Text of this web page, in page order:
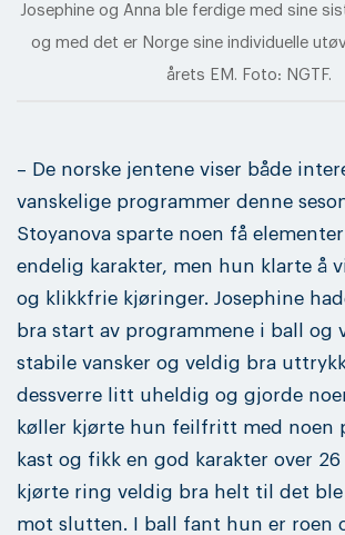
Josephine og Anna ble ferdige med sine
og med det er Norge sine individuelle
årets EM. Foto: NGTF.
– De norske jentene viser både
vanskelige programmer denne
Stoyanova sparte noen få
endelig karakter, men hun klarte å
og klikkfrie kjøringer. Josephine
bra start av programmene i ball og
stabile vansker og veldig bra
dessverre litt uheldig og gjorde
køller kjørte hun feilfritt med noen
kast og fikk en god karakter over
kjørte ring veldig bra helt til det ble
mot slutten. I ball fant hun er roen